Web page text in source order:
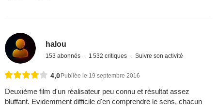
halou
153 abonnés 1 532 critiques Suivre son activité
4,0 Publiée le 19 septembre 2016
Deuxième film d'un réalisateur peu connu et résultat assez
bluffant. Evidemment difficile d'en comprendre le sens, chacun